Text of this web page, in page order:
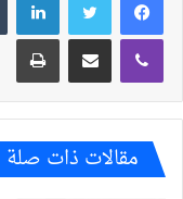
ڤايبر مشاركة عبر البريد
مقالات ذات صلة